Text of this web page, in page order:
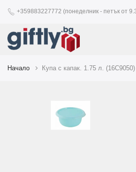
+359883227772 (понеделник - петък от
Начало Купа с капак. 1.75 л. (16C9050)